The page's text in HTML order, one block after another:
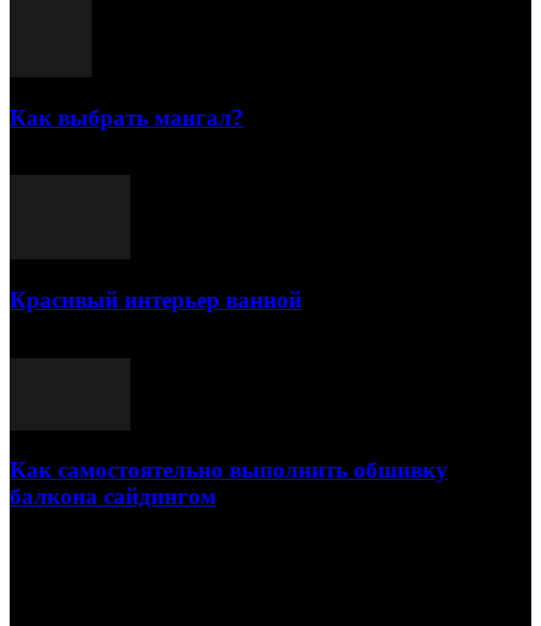
Как выбрать мангал?
Красивый интерьер ванной
Как самостоятельно выполнить обшивку
балкона сайдингом